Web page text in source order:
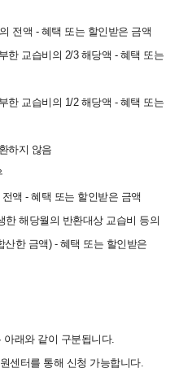
액 - 혜택 또는 할인받은 금액
교습비의 2/3 해당액 - 혜택 또는
교습비의 1/2 해당액 - 혜택 또는
하지 않음
- 혜택 또는 할인받은 금액
해당월의 반환대상 교습비 등의
한 금액) - 혜택 또는 할인받은
래와 같이 구분됩니다.
센터를 통해 신청 가능합니다.